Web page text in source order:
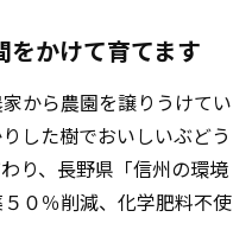
をかけて育てます
から農園を譲りうけてい
した樹でおいしいぶどう
り、長野県「信州の環境
０％削減、化学肥料不使